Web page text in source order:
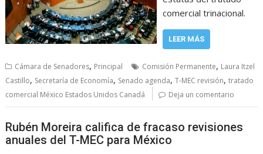
comercial trinacional.
LEER MÁS
Cámara de Senadores, Principal Comisión Permanente, Laura Itzel
Castillo, Secretaría de Economía, Senado agenda,T-MEC revisión,tratado
comercial México Estados Unidos Canadá
Deja un comentario
Rubén Moreira califica de fracaso revisiones
anuales del T-MEC para México